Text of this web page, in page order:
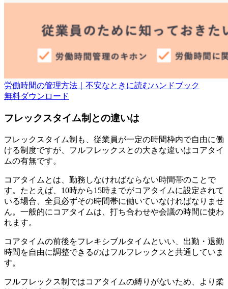
労働時間の管理方法｜不安なときに読むハンドブック
無料ダウンロード
フレックスタイム制との違いは
フレックスタイム制も、従業員が一定の時間枠内で自由に働
ける制度ですが、フルフレックスとの大きな違いはコアタイ
ムの有無です。
コアタイムとは、勤務しなければならない時間帯のことで
す。たとえば、10時から15時までがコアタイムに設定されて
いる場合、全員必ずその時間帯に働いていなければなりませ
ん。一般的にコアタイムは、打ち合わせや会議の時間に使わ
れます。
コアタイムの前後をフレキシブルタイムといい、出勤・退勤
時間を自由に調整できるのはフルフレックスと共通していま
す。
フルフレックス制ではコアタイムの縛りがないため、より柔